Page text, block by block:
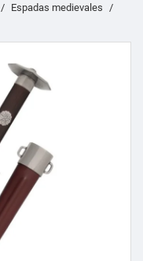
Espadas medievales